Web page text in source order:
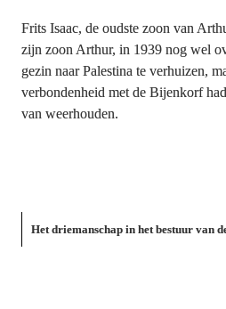
Frits Isaac, de oudste zoon van
zijn zoon Arthur, in 1939 nog wel
gezin naar Palestina te verhuizen,
verbondenheid met de Bijenkorf
van weerhouden.
Het driemanschap in het bestuur van